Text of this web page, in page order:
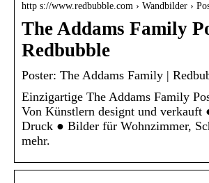
http s://www.redbubble.com › Wandbilder ›
The Addams Family
Redbubble
Poster: The Addams Family |
Einzigartige The Addams Family
Von Künstlern designt und verkauft
Druck ● Bilder für Wohnzimmer,
mehr.